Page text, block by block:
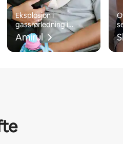
Eksplosjon i
gassrørledning i
Malaysia
Amirul